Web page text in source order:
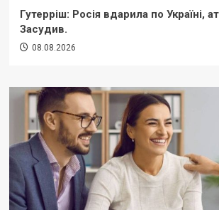
Гутерріш: Росія вдарила по Україні,
Засудив.
08.08.2026